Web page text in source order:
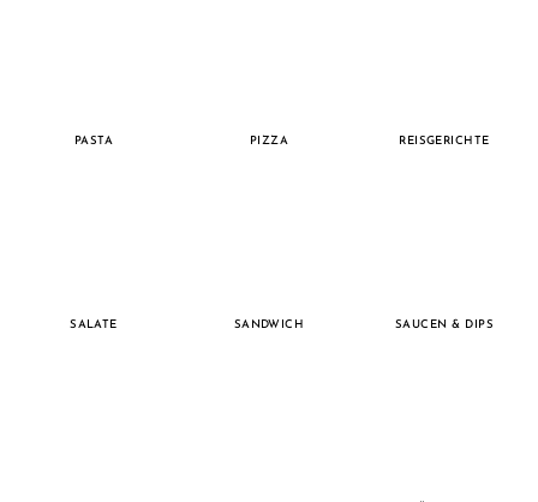
PASTA PIZZA REISGERICHTE
SALATE SANDWICH SAUCEN & DIPS